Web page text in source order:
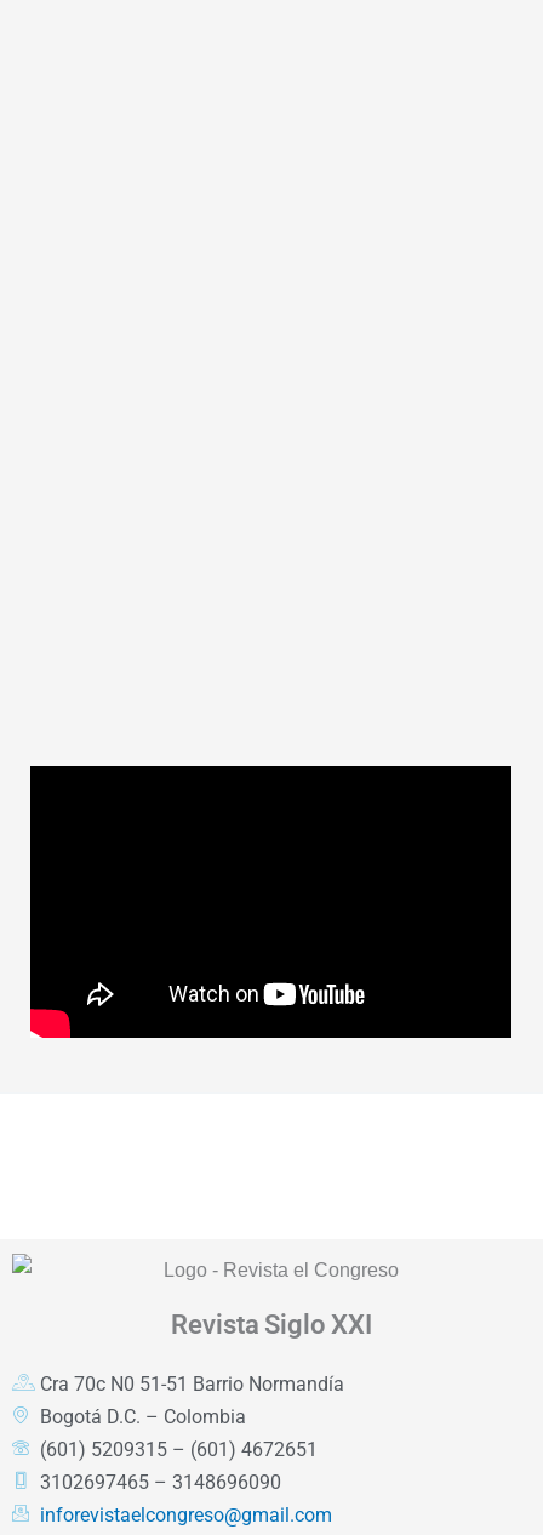
Revista Siglo XXI
Cra 70c N0 51-51 Barrio Normandía
Bogotá D.C. – Colombia
(601) 5209315 – (601) 4672651
3102697465 – 3148696090
inforevistaelcongreso@gmail.com